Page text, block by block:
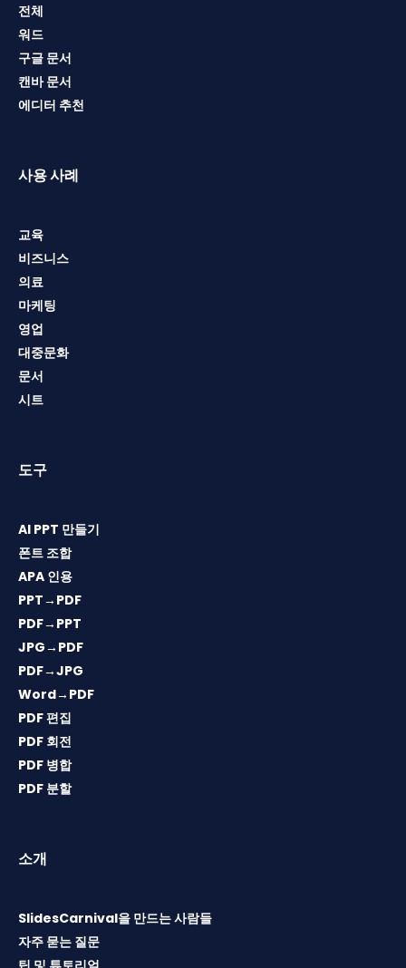
전체
워드
구글 문서
캔바 문서
에디터 추천
사용 사례
교육
비즈니스
의료
마케팅
영업
대중문화
문서
시트
도구
AI PPT 만들기
폰트 조합
APA 인용
PPT→PDF
PDF→PPT
JPG→PDF
PDF→JPG
Word→PDF
PDF 편집
PDF 회전
PDF 병합
PDF 분할
소개
SlidesCarnival을 만드는 사람들
자주 묻는 질문